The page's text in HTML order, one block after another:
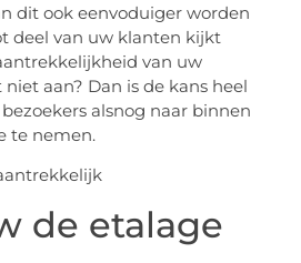
dit ook eenvoduiger worden
deel van uw klanten kijkt
van uw
aan? Dan is de kans heel
alsnog naar binnen
te nemen.
de etalage